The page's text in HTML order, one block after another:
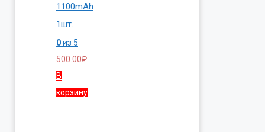
1100mAh
1шт.
0из 5
500.00₽
В
корзину